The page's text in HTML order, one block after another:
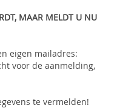
MAAR MELDT U NU
eigen mailadres:
voor de aanmelding,
te vermelden!